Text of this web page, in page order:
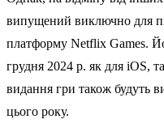
випущений виключно для
платформу Netflix Games.
грудня 2024 р. як для iOS,
видання гри також будуть
цього року.